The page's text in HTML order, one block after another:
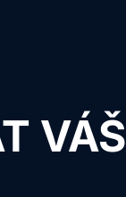
VÁŠ